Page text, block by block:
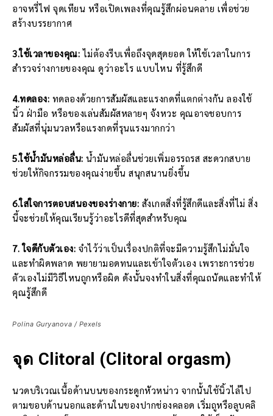
อาจหรี่ไฟ จุดเทียน หรือเปิดเพลงที่คุณรู้สึกผ่อนคลาย เพื่อช่วย
สร้างบรรยากาศ
3.ใช้เวลาของคุณ: ไม่ต้องรีบเพื่อถึงจุดสุดยอด ให้ใช้เวลาในการ
สำรวจร่างกายของคุณ ดูว่าอะไร แบบไหน ที่รู้สึกดี
4.ทดลอง: ทดลองด้วยการสัมผัสและแรงกดที่แตกต่างกัน ลองใช้
นิ้ว ฝ่ามือ หรือของเล่นสัมผัสหลายๆ จังหวะ คุณอาจชอบการ
สัมผัสที่นุ่มนวลหรือแรงกดที่รุนแรงมากกว่า
5.ใช้น้ำมันหล่อลื่น: น้ำมันหล่อลื่นช่วยเพิ่มอรรถรส สะดวกสบาย
ช่วยให้กิจกรรมของคุณง่ายขึ้น สนุกสนานยิ่งขึ้น
6.ใส่ใจการตอบสนองของร่างกาย: สังเกตสิ่งที่รู้สึกดีและสิ่งที่ไม่ สิ่ง
นี้จะช่วยให้คุณเรียนรู้ว่าอะไรดีที่สุดสำหรับคุณ
7. ใจดีกับตัวเอง: จำไว้ว่าเป็นเรื่องปกติที่จะมีความรู้สึกไม่มั่นใจ
และทำผิดพลาด พยายามอดทนและเข้าใจตัวเอง เพราะการช่วย
ตัวเองไม่มีวิธีไหนถูกหรือผิด ดังนั้นจงทำในสิ่งที่คุณถนัดและทำให้
คุณรู้สึกดี
Polina Guryanova / Pexels
จุด Clitoral (Clitoral orgasm)
นวดบริเวณเนื้อด้านบนของกระดูกหัวหน่าว จากนั้นใช้นิ้วไล้ไป
ตามขอบด้านนอกและด้านในของปากช่องคลอด เริ่มถูหรือลูบคลิ